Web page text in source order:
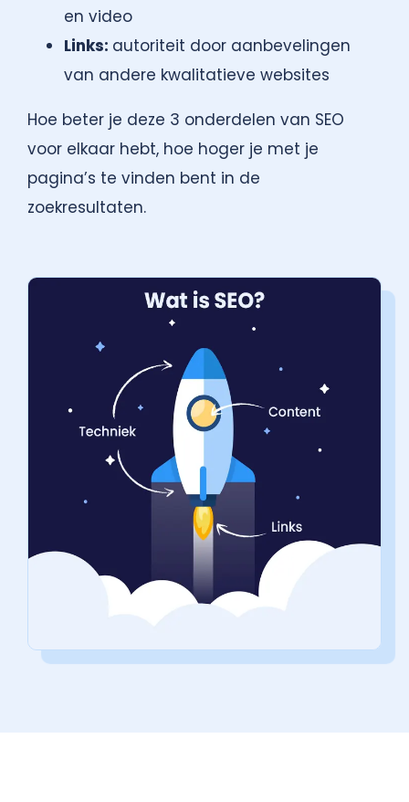
en video
Links: autoriteit door aanbevelingen
van andere kwalitatieve websites
Hoe beter je deze 3 onderdelen van SEO
voor elkaar hebt, hoe hoger je met je
pagina’s te vinden bent in de
zoekresultaten.